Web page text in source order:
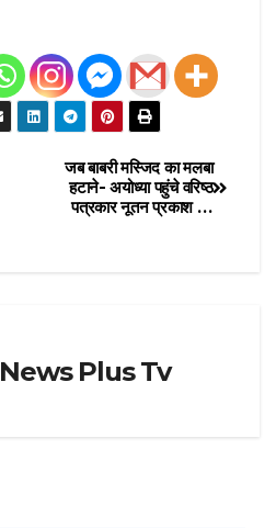
जब बाबरी मस्जिद का मलबा
हटाने- अयोध्या पहुंचे वरिष्ठ
पत्रकार नूतन प्रकाश …
News Plus Tv